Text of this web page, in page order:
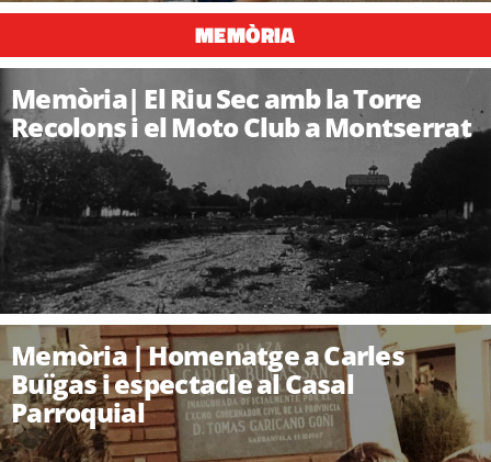
MEMÒRIA
Memòria| El Riu Sec amb la Torre
Recolons i el Moto Club a Montserrat
Memòria | Homenatge a Carles
Buïgas i espectacle al Casal
Parroquial